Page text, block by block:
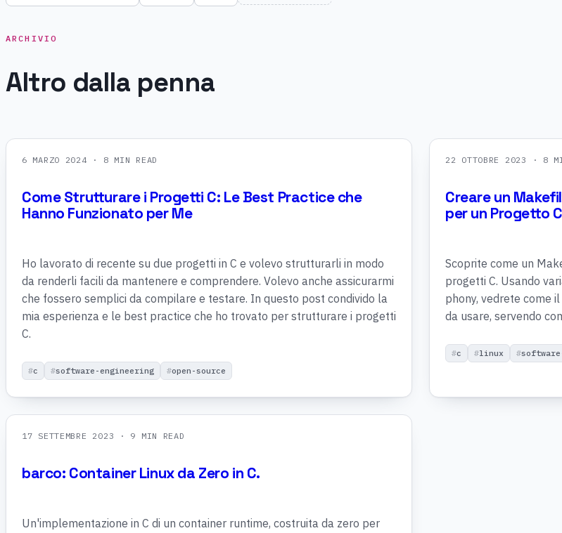
ARCHIVIO
Altro dalla penna
6 MARZO 2024 · 8 MIN READ
Come Strutturare i Progetti C: Le Best Practice che
Hanno Funzionato per Me
Ho lavorato di recente su due progetti in C e volevo strutturarli in modo
da renderli facili da mantenere e comprendere. Volevo anche assicurarmi
che fossero semplici da compilare e testare. In questo post condivido la
mia esperienza e le best practice che ho trovato per strutturare i progetti
C.
c software-engineering open-source
22 OTTOBRE 2023 · 8
Creare un
per un Progetto
Scoprite come un
progetti C. Usando
phony, vedrete come
da usare, servendo
c linux
17 SETTEMBRE 2023 · 9 MIN READ
barco: Container Linux da Zero in C.
Un'implementazione in C di un container runtime, costruita da zero per